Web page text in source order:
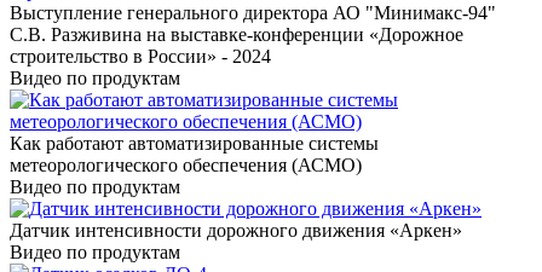
Выступление генерального директора АО "Минимакс-94"
С.В. Разживина на выставке-конференции «Дорожное
строительство в России» - 2024
Видео по продуктам
Как работают автоматизированные системы
метеорологического обеспечения (АСМО)
Видео по продуктам
Датчик интенсивности дорожного движения «Аркен»
Видео по продуктам